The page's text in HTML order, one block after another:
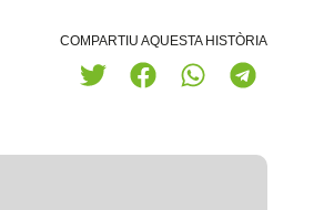
COMPARTIU AQUESTA HISTÒRIA